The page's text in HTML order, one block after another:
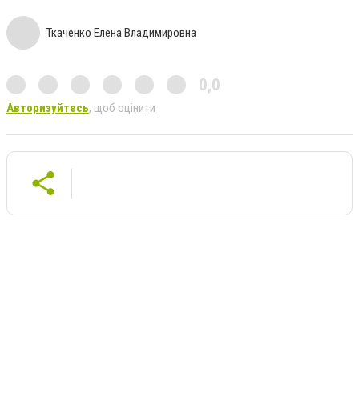
Ткаченко Елена Владимировна
0,0
Авторизуйтесь, щоб оцінити